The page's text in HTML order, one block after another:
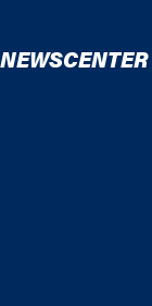
NEWSCENTER